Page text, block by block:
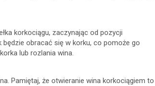
korkociągu, zaczynając od pozycji
obracać się w korku, co pomoże go
lub rozlania wina.
Pamiętaj, że otwieranie wina korkociągiem to